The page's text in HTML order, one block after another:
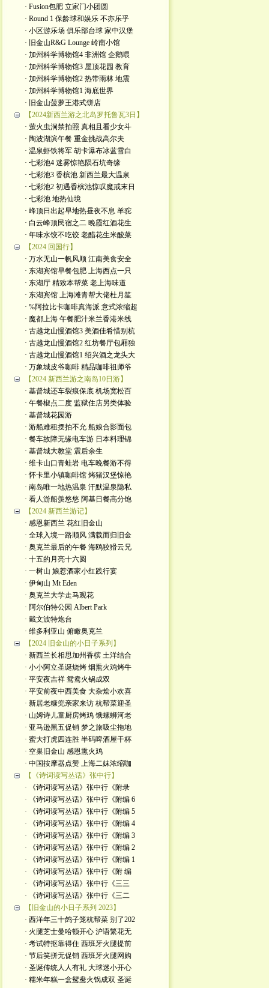
· Fusion包肥 立家门小团圆
· Round 1 保龄球和娱乐 不亦乐乎
· 小区游乐场 俱乐部台球 家中汉堡
· 旧金山R&G Lounge 岭南小馆
· 加州科学博物馆4 非洲馆 企鹅喂
· 加州科学博物馆3 屋顶花园 教育
· 加州科学博物馆2 热带雨林 地震
· 加州科学博物馆1 海底世界
· 旧金山菠萝王港式饼店
【2024新西兰游之北岛罗托鲁瓦3日】
· 萤火虫洞禁拍照 真相且看少女斗
· 陶波湖滨午餐 重金挑战高尔夫
· 温泉虾铁将军 胡卡瀑布冰蓝雪白
· 七彩池4 迷雾惊艳陨石坑奇缘
· 七彩池3 香槟池 新西兰最大温泉
· 七彩池2 初遇香槟池惊叹魔戒末日
· 七彩池 地热仙境
· 峰顶日出起早地热昼夜不息 羊驼
· 白云峰顶民宿之二 晚霞红酒花生
· 年味水饺不吃饺 老醋花生米酸菜
【2024 回国行】
· 万水无山一帆风顺 江南美食安全
· 东湖宾馆早餐包肥 上海西点一只
· 东湖厅 精致本帮菜 老上海味道
· 东湖宾馆 上海滩青帮大佬杜月笙
· %阿拉比卡咖啡真海派 意式浓缩超
· 魔都上海 午餐肥汁米兰香港米线
· 古越龙山慢酒馆3 美酒佳肴惜别杭
· 古越龙山慢酒馆2 红坊餐厅包厢独
· 古越龙山慢酒馆1 绍兴酒之龙头大
· 万象城皮爷咖啡 精品咖啡祖师爷
【2024 新西兰游之南岛10日游】
· 基督城还车裂痕保底 机场宽松百
· 午餐椒点二度 监狱住店另类体验
· 基督城花园游
· 游船难租摆拍不允 船娘合影面包
· 餐车故障无缘电车游 日本料理锦
· 基督城大教堂 震后余生
· 维卡山口青蛙岩 电车晚餐游不得
· 怀卡里小镇咖啡馆 烤猪汉堡惊艳
· 南岛唯一地热温泉 汗默温泉隐私
· 看人游船羡悠悠 阿基日餐高分饱
【2024 新西兰游记】
· 感恩新西兰 花红旧金山
· 全球入境一路顺风 满载而归旧金
· 奥克兰最后的午餐 海鸥狡猾云兄
· 十五的月亮十六圆
· 一树山 娘惹酒家小红践行宴
· 伊甸山 Mt Eden
· 奥克兰大学走马观花
· 阿尔伯特公园 Albert Park
· 戴文波特炮台
· 维多利亚山 俯瞰奥克兰
【2024 旧金山的小日子系列】
· 新西兰长相思加州香槟 土洋结合
· 小小阿立圣诞烧烤 烟熏火鸡烤牛
· 平安夜吉祥 鸳鸯火锅成双
· 平安前夜中西美食 大杂烩小欢喜
· 新居老糠兜亲家来访 杭帮菜迎圣
· 山姆诗儿童厨房烤鸡 饿螺蛳河老
· 亚马逊黑五促销 梦之旅吸尘拖地
· 蜜大打虎四连胜 半码啤酒屋干杯
· 空巢旧金山 感恩熏火鸡
· 中国按摩器点赞 上海二妹浓缩咖
【《诗词读写丛话》张中行】
· 《诗词读写丛话》张中行《附录
· 《诗词读写丛话》张中行《附编 6
· 《诗词读写丛话》张中行《附编 5
· 《诗词读写丛话》张中行《附编 4
· 《诗词读写丛话》张中行《附编 3
· 《诗词读写丛话》张中行《附编 2
· 《诗词读写丛话》张中行《附编 1
· 《诗词读写丛话》张中行《附 编
· 《诗词读写丛话》张中行《三三
· 《诗词读写丛话》张中行《三二
【旧金山的小日子系列 2023】
· 西洋年三十鸽子笼杭帮菜 别了202
· 火腿芝士曼哈顿开心 沪语繁花无
· 考试特抠靠得住 西班牙火腿提前
· 节后笑拼无促销 西班牙火腿网购
· 圣诞传统人人有礼 大球迷小开心
· 糯米年糕一盒鸳鸯火锅成双 圣诞